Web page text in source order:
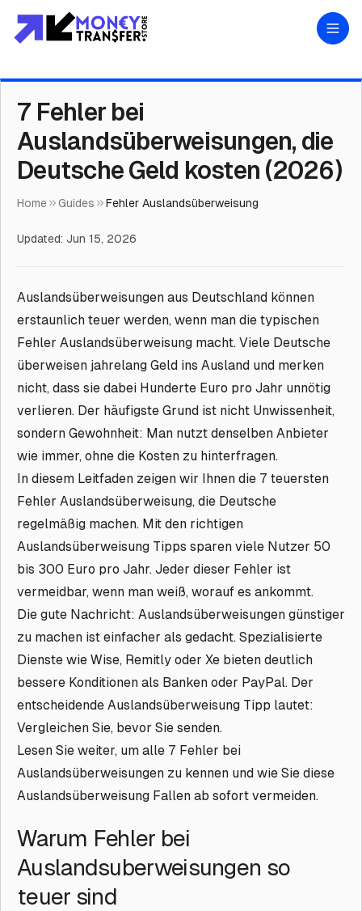
7 Fehler bei
Auslandsüberweisungen, die
Deutsche Geld kosten (2026)
Home Guides Fehler Auslandsüberweisung
Updated: Jun 15, 2026
Auslandsüberweisungen aus Deutschland können
erstaunlich teuer werden, wenn man die typischen
Fehler Auslandsüberweisung macht. Viele Deutsche
überweisen jahrelang Geld ins Ausland und merken
nicht, dass sie dabei Hunderte Euro pro Jahr unnötig
verlieren. Der häufigste Grund ist nicht Unwissenheit,
sondern Gewohnheit: Man nutzt denselben Anbieter
wie immer, ohne die Kosten zu hinterfragen.
In diesem Leitfaden zeigen wir Ihnen die 7 teuersten
Fehler Auslandsüberweisung, die Deutsche
regelmäßig machen. Mit den richtigen
Auslandsüberweisung Tipps sparen viele Nutzer 50
bis 300 Euro pro Jahr. Jeder dieser Fehler ist
vermeidbar, wenn man weiß, worauf es ankommt.
Die gute Nachricht: Auslandsüberweisungen günstiger
zu machen ist einfacher als gedacht. Spezialisierte
Dienste wie Wise, Remitly oder Xe bieten deutlich
bessere Konditionen als Banken oder PayPal. Der
entscheidende Auslandsüberweisung Tipp lautet:
Vergleichen Sie, bevor Sie senden.
Lesen Sie weiter, um alle 7 Fehler bei
Auslandsüberweisungen zu kennen und wie Sie diese
Auslandsüberweisung Fallen ab sofort vermeiden.
Warum Fehler bei
Auslandsuberweisungen so
teuer sind